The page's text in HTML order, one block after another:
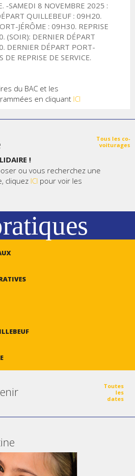
la police
-SAMEDI 8 NOVEMBRE 2025 :
QUILLEBEUF : 09H20.
JÉRÔME : 09H30. REPRISE
(SOIR): DERNIER DÉPART
DERNIER DÉPART PORT-
DE REPRISE DE SERVICE.
du BAC et les
en cliquant ICI
Tous les co-
voiturages
!
ou vous recherchez une
cliquez ICI pour voir les
Toutes
les
dates